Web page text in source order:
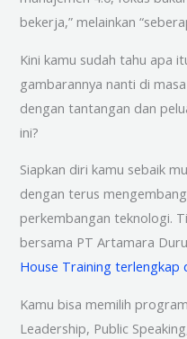
bekerja,” melainkan
Kini kamu sudah tahu apa
gambarannya nanti di
dengan tantangan dan
ini?
Siapkan diri kamu sebaik
dengan terus
perkembangan teknologi.
bersama PT Artamara
House Training terlengkap
Kamu bisa memilih
Leadership, Public